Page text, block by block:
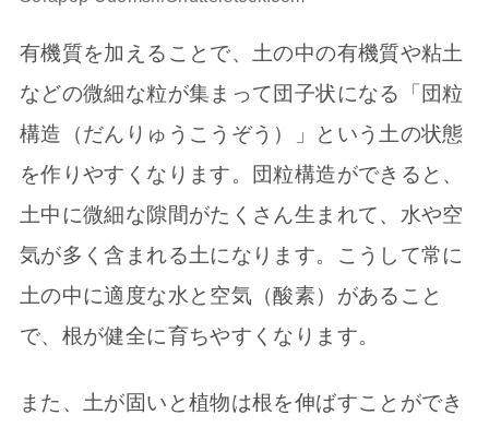
有機質を加えることで、土の中の有機質や粘土
などの微細な粒が集まって団子状になる「団粒
構造（だんりゅうこうぞう）」という土の状態
を作りやすくなります。団粒構造ができると、
土中に微細な隙間がたくさん生まれて、水や空
気が多く含まれる土になります。こうして常に
土の中に適度な水と空気（酸素）があること
で、根が健全に育ちやすくなります。
また、土が固いと植物は根を伸ばすことができ